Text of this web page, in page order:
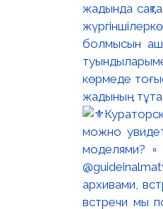
жадында
болмысын
көрмеде
жадының